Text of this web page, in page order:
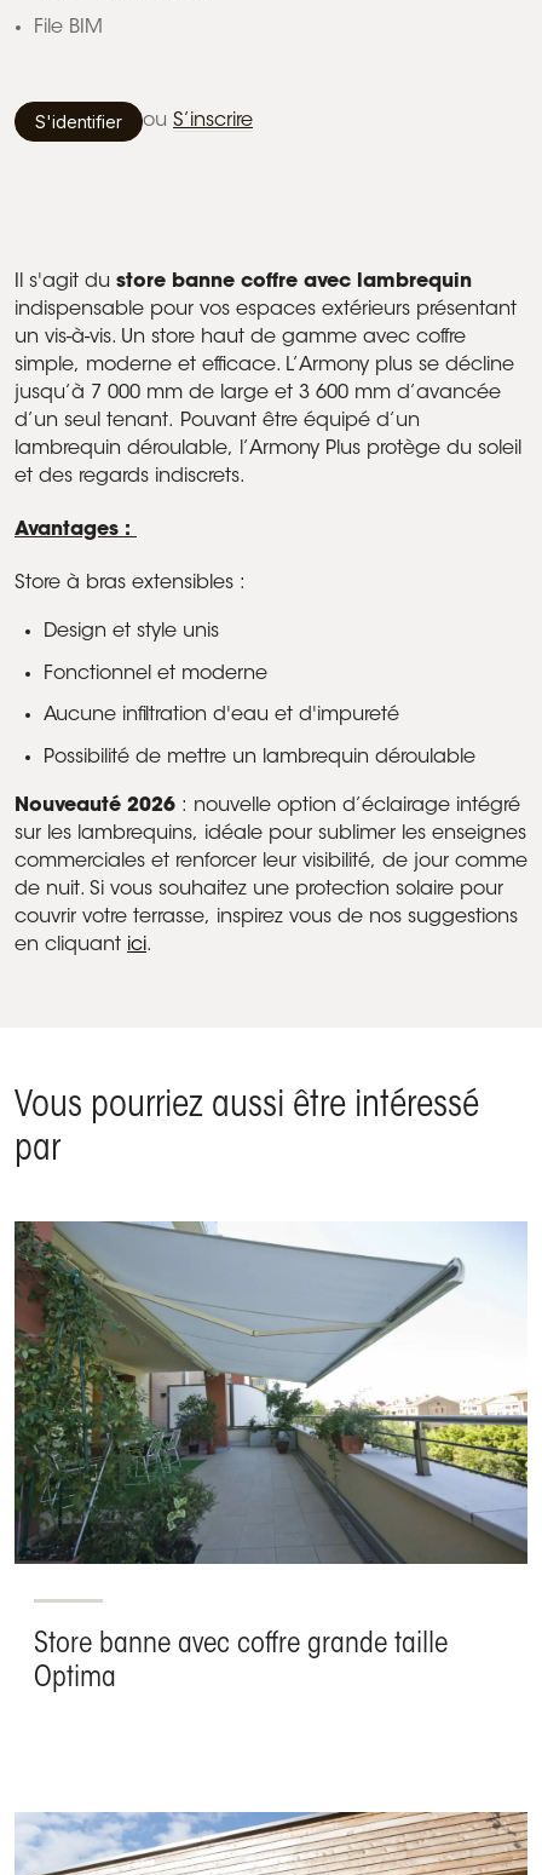
File BIM
S'identifier ou S’inscrire
Il s'agit du store banne coffre avec lambrequin
indispensable pour vos espaces extérieurs présentant
un vis-à-vis. Un store haut de gamme avec coffre
simple, moderne et efficace. L’Armony plus se décline
jusqu’à 7 000 mm de large et 3 600 mm d’avancée
d’un seul tenant. Pouvant être équipé d’un
lambrequin déroulable, l’Armony Plus protège du soleil
et des regards indiscrets.
Avantages :
Store à bras extensibles :
Design et style unis
Fonctionnel et moderne
Aucune infiltration d'eau et d'impureté
Possibilité de mettre un lambrequin déroulable
Nouveauté 2026 : nouvelle option d’éclairage intégré
sur les lambrequins, idéale pour sublimer les enseignes
commerciales et renforcer leur visibilité, de jour comme
de nuit. Si vous souhaitez une protection solaire pour
couvrir votre terrasse, inspirez vous de nos suggestions
en cliquant ici.
Vous pourriez aussi être intéressé
par
Store banne avec coffre grande taille
Optima